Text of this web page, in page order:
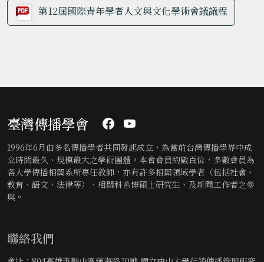
第12屆國際青年學者人文與文化學術會議議程
臺灣傳播學會
1996年6月由多名傳播學者共同發起成立，為當前台灣傳播學界中成
立時間最久、規模最大之學術團體。本會會員約數百位，多數會員為
各大學傳播相關系所專任教師，亦有許多相關領域學者（包括社會、
教育、語文、法律等）、相關科系博碩士研究生、及新聞工作者之參
與。
聯絡我們